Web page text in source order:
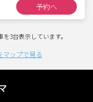
予約へ
3台表示しています。
ップで見る